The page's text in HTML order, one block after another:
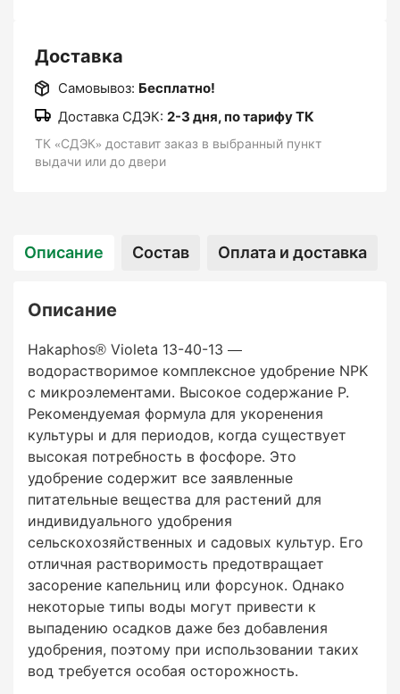
Доставка
Самовывоз: Бесплатно!
Доставка СДЭК: 2-3 дня, по тарифу ТК
ТК «СДЭК» доставит заказ в выбранный пункт
выдачи или до двери
Описание Состав Оплата и доставка
Описание
Hakaphos® Violeta 13-40-13 —
водорастворимое комплексное удобрение NPK
с микроэлементами. Высокое содержание P.
Рекомендуемая формула для укоренения
культуры и для периодов, когда существует
высокая потребность в фосфоре. Это
удобрение содержит все заявленные
питательные вещества для растений для
индивидуального удобрения
сельскохозяйственных и садовых культур. Его
отличная растворимость предотвращает
засорение капельниц или форсунок. Однако
некоторые типы воды могут привести к
выпадению осадков даже без добавления
удобрения, поэтому при использовании таких
вод требуется особая осторожность.